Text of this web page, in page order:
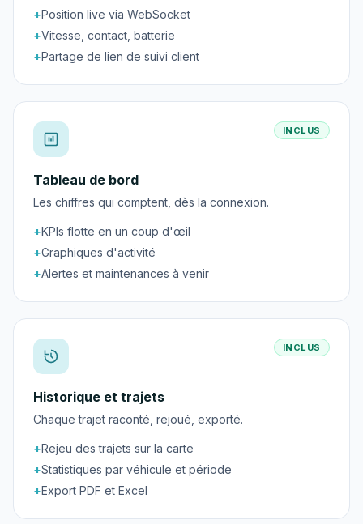
+Position live via WebSocket
+Vitesse, contact, batterie
+Partage de lien de suivi client
INCLUS
Tableau de bord
Les chiffres qui comptent, dès la connexion.
+KPIs flotte en un coup d'œil
+Graphiques d'activité
+Alertes et maintenances à venir
INCLUS
Historique et trajets
Chaque trajet raconté, rejoué, exporté.
+Rejeu des trajets sur la carte
+Statistiques par véhicule et période
+Export PDF et Excel